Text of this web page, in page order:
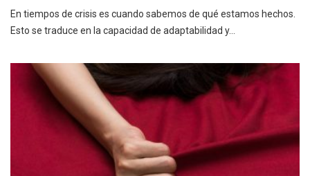
En tiempos de crisis es cuando sabemos de qué estamos hechos.
Esto se traduce en la capacidad de adaptabilidad y…